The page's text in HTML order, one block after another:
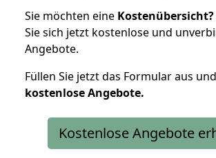
Sie möchten eine Kostenübersicht?
Sie sich jetzt kostenlose und
Angebote.
Füllen Sie jetzt das Formular aus
kostenloseAngebote.
Kostenlose Angebote